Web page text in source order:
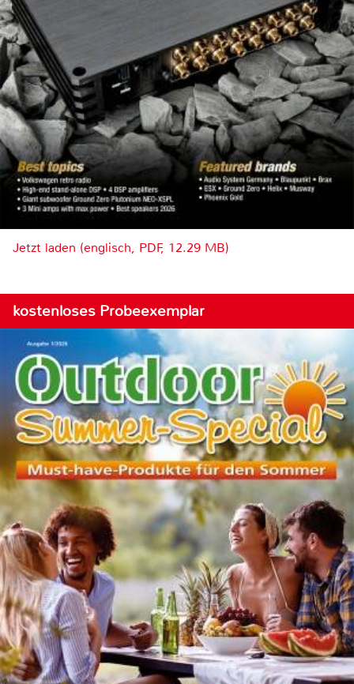
Jetzt laden (englisch, PDF, 12.29 MB)
kostenloses Probeexemplar